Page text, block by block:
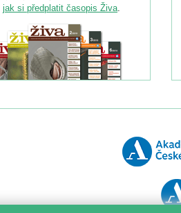
jak si předplatit časopis Živa.